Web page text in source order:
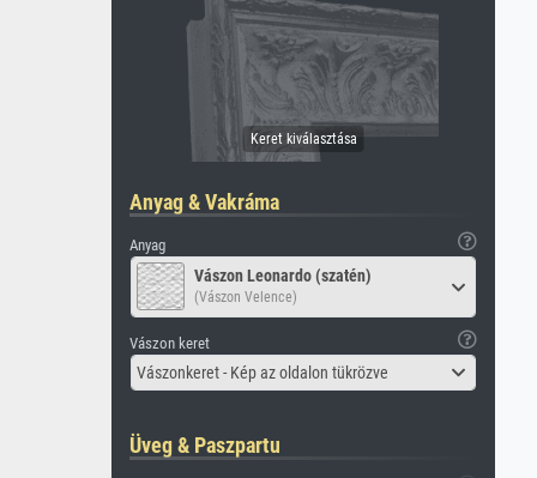
Anyag & Vakráma
Anyag
Vászon Leonardo (szatén)
(Vászon Velence)
Vászon keret
Vászonkeret - Kép az oldalon tükrözve
Üveg & Paszpartu